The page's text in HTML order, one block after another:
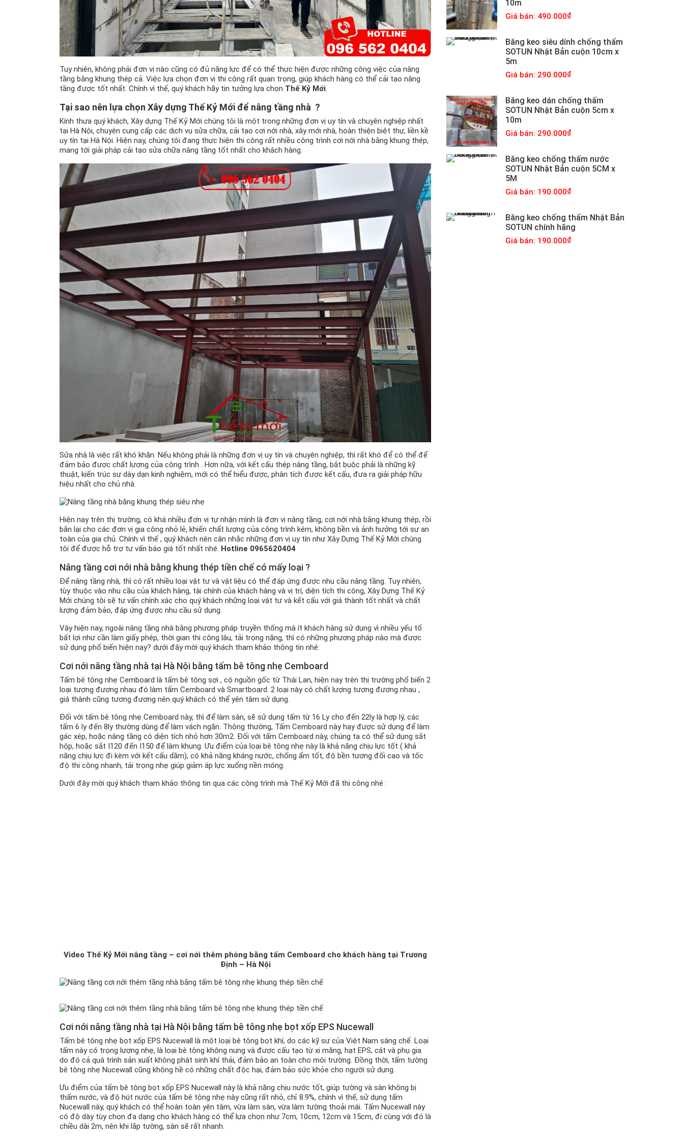
Tuy nhiên, không phải đơn vị nào cũng có đủ năng lực để có thể thực hiện được những công việc của nâng
tầng bằng khung thép cả. Việc lựa chọn đơn vị thi công rất quan trọng, giúp khách hàng có thể cải tạo nâng
tầng được tốt nhất. Chính vì thế, quý khách hãy tin tưởng lựa chọn Thế Kỷ Mới.
Tại sao nên lựa chọn Xây dựng Thế Kỷ Mới để nâng tầng nhà ?
Kính thưa quý khách, Xây dựng Thế Kỷ Mới chúng tôi là một trong những đơn vị uy tín và chuyên nghiệp nhất
tại Hà Nội, chuyên cung cấp các dịch vụ sửa chữa, cải tạo cơi nới nhà, xây mới nhà, hoàn thiện biệt thự, liền kề
uy tín tại Hà Nội. Hiện nay, chúng tôi đang thực hiện thi công rất nhiều công trình cơi nới nhà bằng khung thép,
mang tới giải pháp cải tạo sửa chữa nâng tầng tốt nhất cho khách hàng.
Sửa nhà là việc rất khó khăn. Nếu không phải là những đơn vị uy tín và chuyên nghiệp, thì rất khó để có thể để
đảm bảo được chất lượng của công trình . Hơn nữa, với kết cấu thép nâng tầng, bắt buộc phải là những kỹ
thuật, kiến trúc sư dày dạn kinh nghiệm, mới có thể hiểu được, phân tích được kết cấu, đưa ra giải pháp hữu
hiệu nhất cho chủ nhà.
Hiện nay trên thị trường, có khá nhiều đơn vị tự nhận mình là đơn vị nâng tầng, cơi nới nhà bằng khung thép, rồi
bắn lại cho các đơn vị gia công nhỏ lẻ, khiến chất lượng của công trình kém, không bền và ảnh hưởng tới sự an
toàn của gia chủ. Chính vì thế , quý khách nên cân nhắc những đơn vị uy tín như Xây Dựng Thế Kỷ Mới chúng
tôi để được hỗ trợ tư vấn báo giá tốt nhất nhé. Hotline 0965620404
Nâng tầng cơi nới nhà bằng khung thép tiền chế có mấy loại ?
Để nâng tầng nhà, thì có rất nhiều loại vật tư và vật liệu có thể đáp ứng được nhu cầu nâng tầng. Tuy nhiên,
tùy thuộc vào nhu cầu của khách hàng, tài chính của khách hàng và vị trí, diện tích thi công, Xây Dựng Thế Kỷ
Mới chúng tôi sẽ tư vấn chính xác cho quý khách những loại vật tư và kết cấu với giá thành tốt nhất và chất
lượng đảm bảo, đáp ứng được nhu cầu sử dụng.
Vậy hiện nay, ngoài nâng tầng nhà bằng phương pháp truyền thống mà ít khách hàng sử dụng vì nhiều yếu tố
bất lợi như cần làm giấy phép, thời gian thi công lâu, tải trọng nặng, thì có những phương pháp nào mà được
sử dụng phổ biến hiện nay? dưới đây mời quý khách tham khảo thông tin nhé:
Cơi nới nâng tầng nhà tại Hà Nội bằng tấm bê tông nhẹ Cemboard
Tấm bê tông nhẹ Cemboard là tấm bê tông sợi , có nguồn gốc từ Thái Lan, hiện nay trên thị trường phổ biến 2
loại tương đương nhau đó làm tấm Cemboard và Smartboard. 2 loại này có chất lượng tương đương nhau ,
giá thành cũng tương đương nên quý khách có thể yên tâm sử dụng.
Đối với tấm bê tông nhẹ Cemboard này, thì để làm sàn, sẽ sử dụng tấm từ 16 Ly cho đến 22ly là hợp lý, các
tấm 6 ly đến 8ly thường dùng để làm vách ngăn. Thông thường, Tấm Cemboard này hay được sử dụng để làm
gác xép, hoặc nâng tầng có diện tích nhỏ hơn 30m2. Đối với tấm Cemboard này, chúng ta có thể sử dụng sắt
hộp, hoặc sắt I120 đến I150 để làm khung. Ưu điểm của loại bê tông nhẹ này là khả năng chịu lực tốt ( khả
năng chịu lực đi kèm với kết cấu dầm), có khả năng kháng nước, chống ẩm tốt, độ bền tương đối cao và tốc
độ thi công nhanh, tải trọng nhẹ giúp giảm áp lực xuống nền móng.
Dưới đây mời quý khách tham khảo thông tin qua các công trình mà Thế Kỷ Mới đã thi công nhé :
Video Thế Kỷ Mới nâng tầng – cơi nới thêm phòng bằng tấm Cemboard cho khách hàng tại Trương
Định – Hà Nội
Cơi nới nâng tầng nhà tại Hà Nội bằng tấm bê tông nhẹ bọt xốp EPS Nucewall
Tấm bê tông nhẹ bọt xốp EPS Nucewall là một loại bê tông bọt khí, do các kỹ sư của Việt Nam sáng chế. Loại
tấm này có trọng lượng nhẹ, là loại bê tông không nung và được cấu tạo từ xi măng, hạt EPS, cát và phụ gia
do đó cả quá trình sản xuất không phát sinh khí thải, đảm bảo an toàn cho môi trường. Đồng thời, tấm tường
bê tông nhẹ Nucewall cũng không hề có những chất độc hại, đảm bảo sức khỏe cho người sử dụng.
Ưu điểm của tấm bê tông bọt xốp EPS Nucewall này là khả năng chịu nước tốt, giúp tường và sàn không bị
thấm nước, và độ hút nước của tấm bê tông nhẹ này cũng rất nhỏ, chỉ 8.9%, chính vì thế, sử dụng tấm
Nucewall này, quý khách có thể hoàn toàn yên tâm, vừa làm sàn, vừa làm tường thoải mái. Tấm Nucewall này
có độ dày tùy chọn đa dạng cho khách hàng có thể lựa chọn như 7cm, 10cm, 12cm và 15cm, đi cùng với đó là
chiều dài 2m, nên khi lắp tường, sàn sẽ rất nhanh.
10m
Giá bán: 490.000
Băng keo siêu dính chống thấm
SOTUN Nhật Bản cuộn 10cm x
5m
Giá bán: 290.000
Băng keo dán chống thấm
SOTUN Nhật Bản cuộn 5cm x
10m
Giá bán: 290.000
Băng keo chống thấm nước
SOTUN Nhật Bản cuộn 5CM x
5M
Giá bán: 190.000
Băng keo chống thấm Nhật Bản
SOTUN chính hãng
Giá bán: 190.000